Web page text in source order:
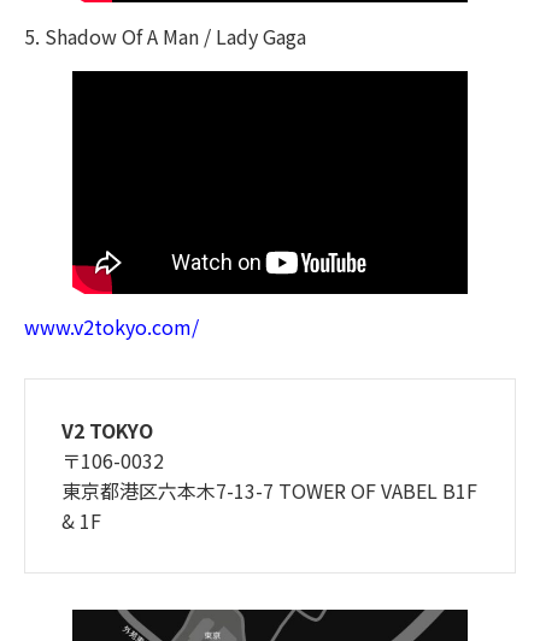
5. Shadow Of A Man / Lady Gaga
www.v2tokyo.com/
V2 TOKYO
〒106-0032
東京都港区六本木7-13-7 TOWER OF VABEL B1F
& 1F